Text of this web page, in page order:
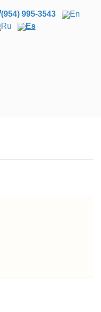
(954) 995-3543
En
Ru
Es